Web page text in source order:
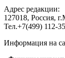
Адрес редакции:
127018, Россия,
Тел.+7(499) 112-
Информация на